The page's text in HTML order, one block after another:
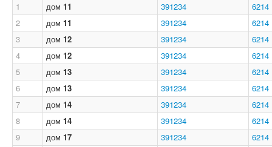
1
дом 11 391234
6214
2
дом 11 391234
6214
3
дом 12 391234
6214
4
дом 12 391234
6214
5
дом 13 391234
6214
6
дом 13 391234
6214
7
дом 14 391234
6214
8
дом 14 391234
6214
9
дом 17 391234
6214